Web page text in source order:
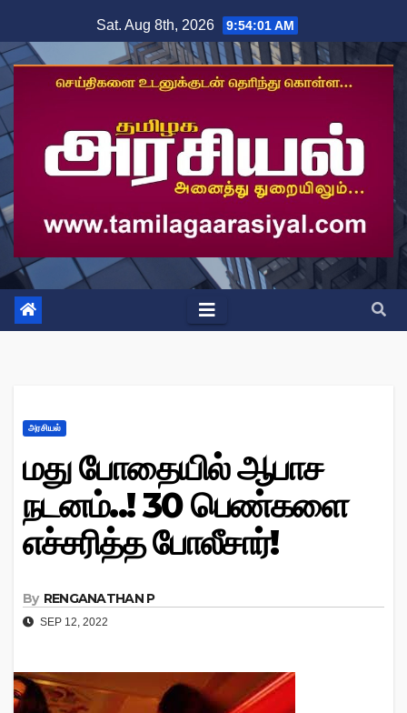
to
content
Sat. Aug 8th, 2026 9:54:02 AM
அரசியல்
மது போதையில் ஆபாச
நடனம்..! 30 பெண்களை
எச்சரித்த போலீசார்!
By RENGANATHAN P
SEP 12, 2022